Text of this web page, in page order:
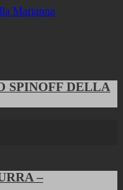
Marianna
SPINOFF DELLA
–